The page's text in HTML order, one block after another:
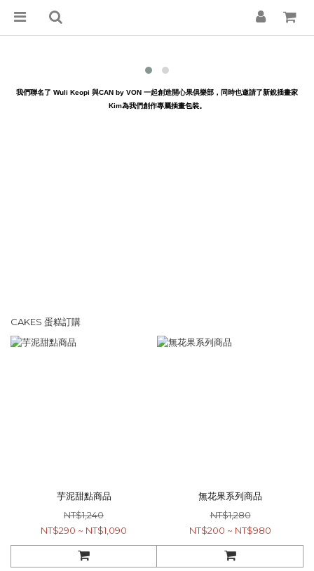
我們聯名了 Wuli Keopi 與CAN by VON 一起創造開心果俱樂部，同時也邀請了新銳插畫家
Kim為我們創作專屬插畫包裝。
CAKES 蛋糕訂購
芋泥甜點商品
NT$1,240
NT$290 ~ NT$1,090
無花果系列商品
NT$1,280
NT$200 ~ NT$980